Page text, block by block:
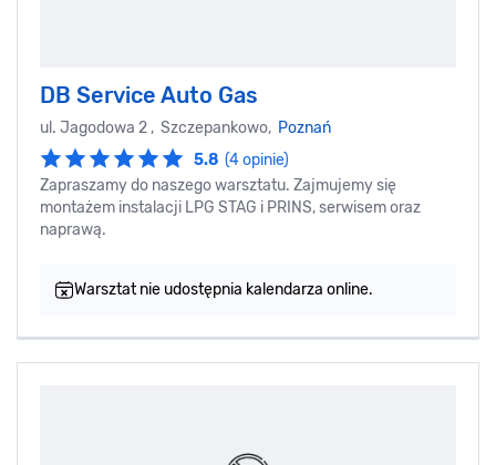
DB Service Auto Gas
ul. Jagodowa 2 , Szczepankowo, Poznań
5.8 (4 opinie)
Zapraszamy do naszego warsztatu. Zajmujemy się
montażem instalacji LPG STAG i PRINS, serwisem oraz
naprawą.
Warsztat nie udostępnia kalendarza online.